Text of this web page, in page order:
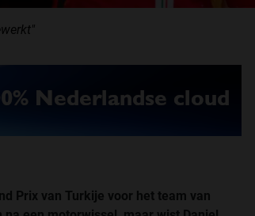
Prix van Turkije voor het team van